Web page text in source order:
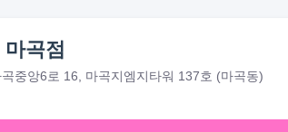
곡점
중앙6로 16, 마곡지엠지타워 137호 (마곡동)